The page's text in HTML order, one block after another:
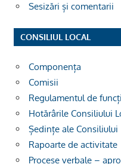
Sesizări și comentarii
CONSILIUL LOCAL
Componența
Comisii
Regulamentul de
Hotărârile Consiliului
Ședințe ale Consiliului
Rapoarte de activitate
Procese verbale –